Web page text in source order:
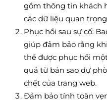
gồm thông tin khách
các dữ liệu quan
Phục hồi sau sự cố:
giúp đảm bảo rằng
thể được phục hồi
quả từ bản sao dự
chết của trang web.
Đảm bảo tính toàn